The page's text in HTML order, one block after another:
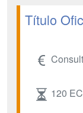
Título
120